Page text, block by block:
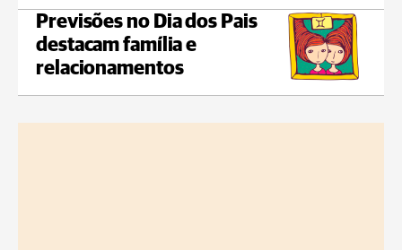
Previsões no Dia dos Pais
destacam família e
relacionamentos